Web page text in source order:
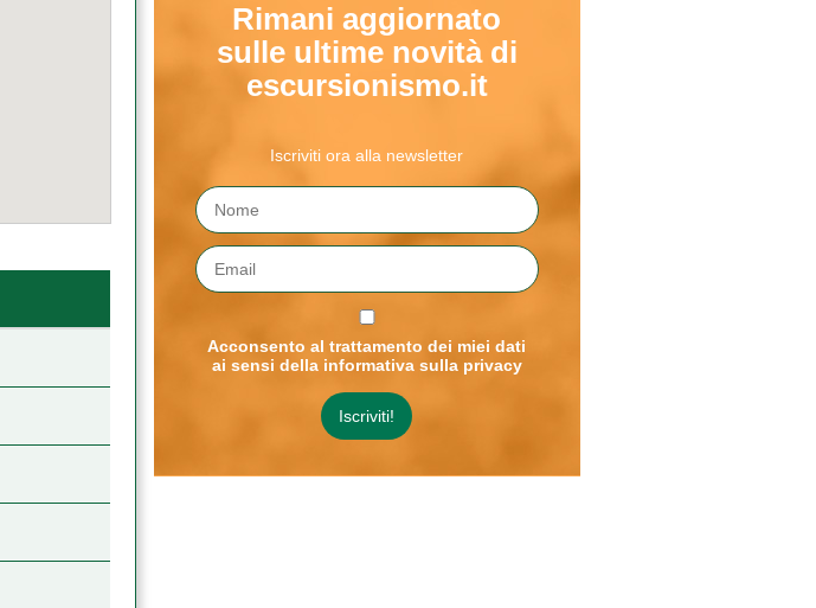
Rimani aggiornato
sulle ultime novità di
escursionismo.it
Iscriviti ora alla newsletter
Acconsento al trattamento dei miei dati
ai sensi della informativa sulla privacy